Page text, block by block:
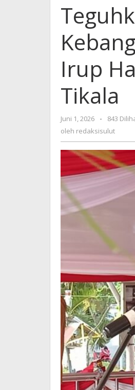
Irup
Tikala
Juni 1, 2026
oleh
-
843
oleh redaksisulut